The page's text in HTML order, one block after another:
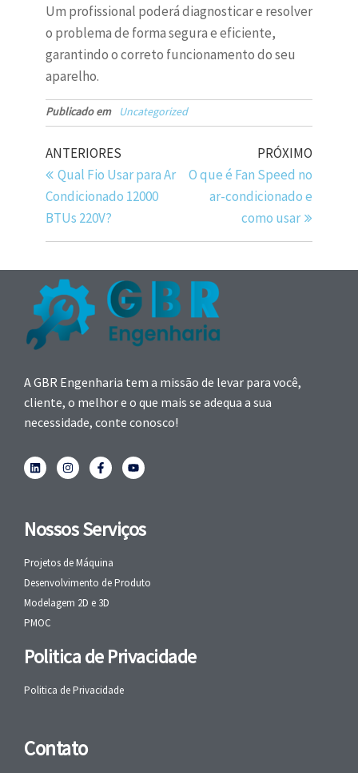
Um profissional poderá diagnosticar e resolver
o problema de forma segura e eficiente,
garantindo o correto funcionamento do seu
aparelho.
Publicado em Uncategorized
ANTERIORES
Qual Fio Usar para Ar
Condicionado 12000
BTUs 220V?
PRÓXIMO
O que é Fan Speed no
ar-condicionado e
como usar
A GBR Engenharia tem a missão de levar para você,
cliente, o melhor e o que mais se adequa a sua
necessidade, conte conosco!
Nossos Serviços
Projetos de Máquina
Desenvolvimento de Produto
Modelagem 2D e 3D
PMOC
Politica de Privacidade
Politica de Privacidade
Contato